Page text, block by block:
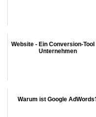
Website - Ein Conversion-
Unternehmen
Warum ist Google